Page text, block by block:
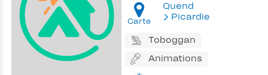
Carte
Quend
Picardie
Toboggan
Animations